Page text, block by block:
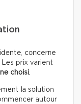
concerne
Les prix varient
choisi.
la solution
autour